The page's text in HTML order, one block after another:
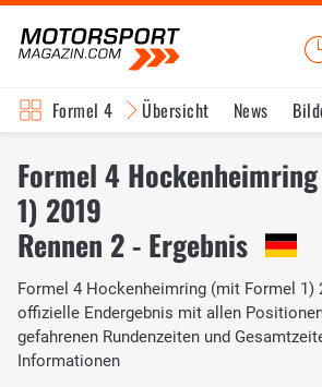
Formel 4 Übersicht News
Formel 4
1) 2019
Rennen 2 - Ergebnis
Formel 4 Hockenheimring (mit Formel 1)
offizielle Endergebnis mit allen
gefahrenen Rundenzeiten und
Informationen